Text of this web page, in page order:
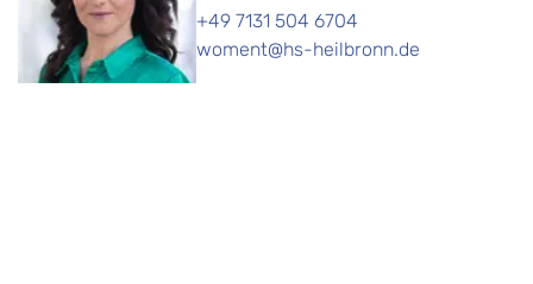
+49 7131 504 6704
woment@hs-heilbronn.de